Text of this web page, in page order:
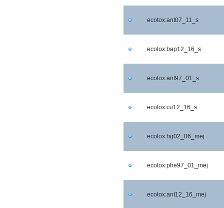
ecotox:ant07_11_s
ecotox:bap12_16_s
ecotox:ant97_01_s
ecotox:cu12_16_s
ecotox:hg02_06_mej
ecotox:phe97_01_mej
ecotox:ant12_16_mej